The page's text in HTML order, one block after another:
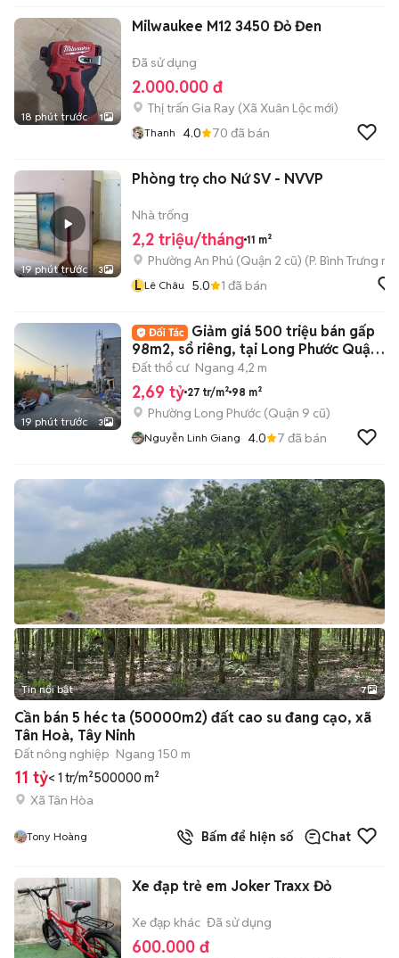
18 phút trước 1
Milwaukee M12 3450 Đỏ Đen
Đã sử dụng
2.000.000 đ
Thị trấn Gia Ray (Xã Xuân Lộc mới)
Thanh 4.0 70 đã bán
19 phút trước 3
Phòng trọ cho Nứ SV - NVVP
Nhà trống
2,2 triệu/tháng 11 m²
Phường An Phú (Quận 2 cũ) (P. Bình Trưng
L Lê Châu 5.0 1 đã bán
19 phút trước 3
Giảm giá 500 triệu bán gấp
98m2, sổ riêng, tại Long Phước Quận
9, HCM
Đất thổ cư Ngang 4,2 m
2,69 tỷ 27 tr/m² 98 m²
Phường Long Phước (Quận 9 cũ)
Nguyễn Linh Giang 4.0 7 đã bán
+2
Tin nổi bật 7
Cần bán 5 héc ta (50000m2) đất cao su đang cạo, xã
Tân Hoà, Tây Ninh
Đất nông nghiệp Ngang 150 m
11 tỷ< 1 tr/m²500000 m²
Xã Tân Hòa
Tony Hoàng Bấm để hiện số Chat
Xe đạp trẻ em Joker Traxx Đỏ
Xe đạp khác Đã sử dụng
600.000 đ